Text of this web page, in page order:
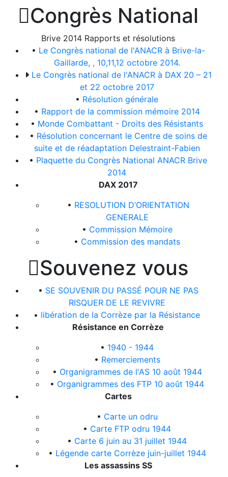
Congrès National
Brive 2014 Rapports et résolutions
• Le Congrès national de l'ANACR à Brive-la-
Gaillarde, , 10,11,12 octobre 2014.
Le Congrès national de l'ANACR à DAX 20 – 21
et 22 octobre 2017
• Résolution générale
• Rapport de la commission mémoire 2014
• Monde Combattant - Droits des Résistants
• Résolution concernant le Centre de soins de
suite et de réadaptation Delestraint-Fabien
• Plaquette du Congrès National ANACR Brive
2014
DAX 2017
• RESOLUTION D’ORIENTATION
GENERALE
• Commission Mémoire
• Commission des mandats
Souvenez vous
• SE SOUVENIR DU PASSÉ POUR NE PAS
RISQUER DE LE REVIVRE
• libération de la Corrèze par la Résistance
Résistance en Corrèze
• 1940 - 1944
• Remerciements
• Organigrammes de l'AS 10 août 1944
• Organigrammes des FTP 10 août 1944
Cartes
• Carte un odru
• Carte FTP odru 1944
• Carte 6 juin au 31 juillet 1944
• Légende carte Corrèze juin-juillet 1944
Les assassins SS